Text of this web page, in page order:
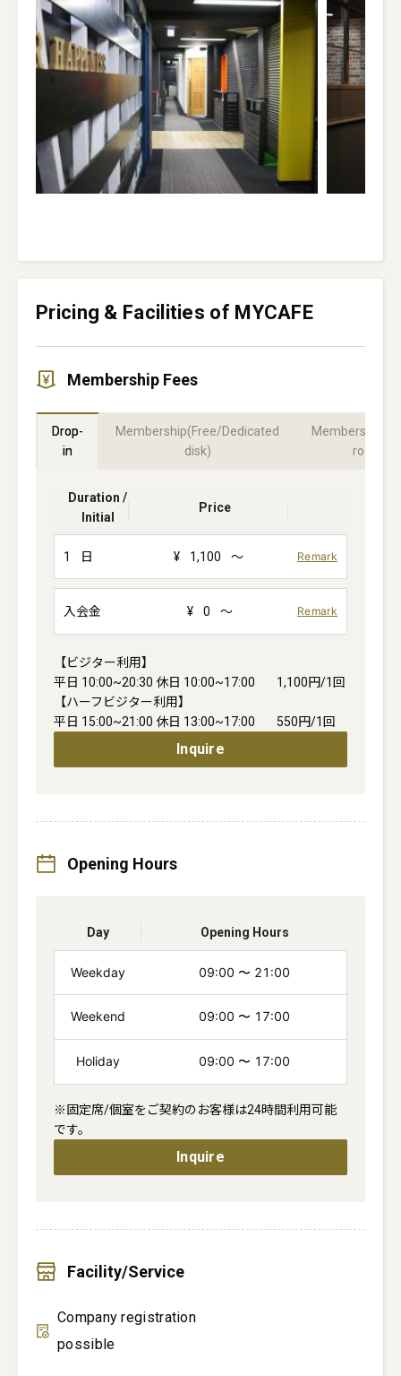
Pricing & Facilities of MYCAFE
Membership Fees
Drop-
in
Membership(Free/Dedicated
disk)
room)
Duration /
Initial
Price
1 日 ¥ 1,100 ～ Remark
入会金 ¥ 0 ～ Remark
【ビジター利用】
平日 10:00~20:30 休日 10:00~17:00        1,100円/1回
【ハーフビジター利用】
平日 15:00~21:00 休日 13:00~17:00        550円/1回
Inquire
Opening Hours
Day Opening Hours
Weekday 09:00 〜 21:00
Weekend 09:00 〜 17:00
Holiday 09:00 〜 17:00
※固定席/個室をご契約のお客様は24時間利用可能
です。
Inquire
Facility/Service
Company registration
possible